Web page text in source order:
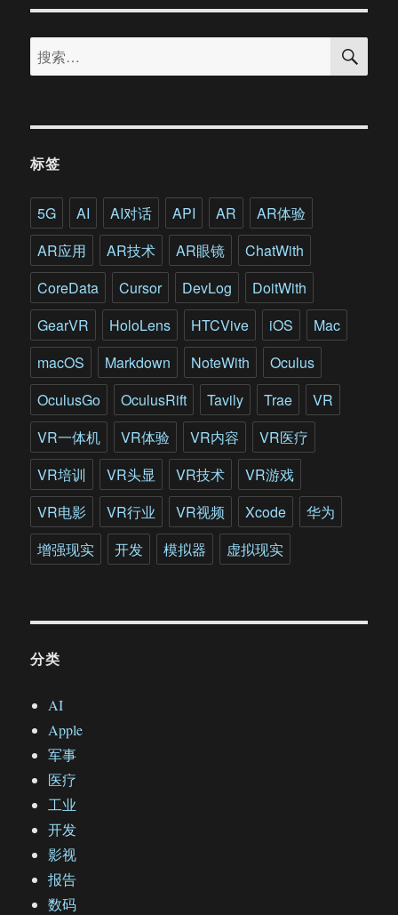
搜
索：
搜
标签
5G AI AI对话 API AR
AR体验
AR应用
AR技术 AR眼镜
ChatWith
CoreData
Cursor DevLog
DoitWith
GearVR
HoloLens HTCVive iOS
Mac
macOS
Markdown NoteWith
Oculus
OculusGo
OculusRift Tavily Trae
VR
VR一体机
VR体验 VR内容
VR医疗
VR培训
VR头显 VR技术
VR游戏
VR电影
VR行业 VR视频 Xcode
华为
增强现实
开发 模拟器 虚拟现实
分类
AI
Apple
军事
医疗
工业
开发
影视
报告
数码